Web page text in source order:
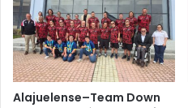
Alajuelense–Team Down